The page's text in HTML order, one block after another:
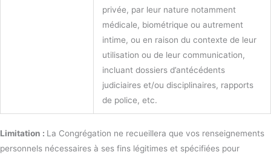
privée, par leur nature notamment
médicale, biométrique ou autrement
intime, ou en raison du contexte de leur
utilisation ou de leur communication,
incluant dossiers d’antécédents
judiciaires et/ou disciplinaires, rapports
de police, etc.
Limitation : La Congrégation ne recueillera que vos renseignements
personnels nécessaires à ses fins légitimes et spécifiées pour